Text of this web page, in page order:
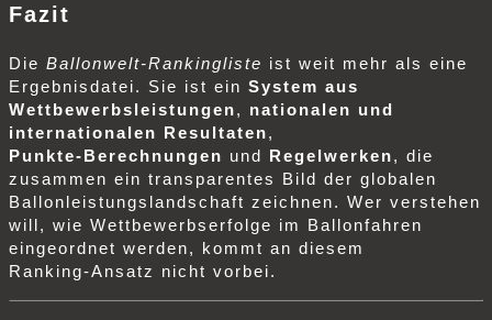
Fazit
Die Ballonwelt‑Rankingliste ist weit mehr als eine
Ergebnisdatei. Sie ist ein System aus
Wettbewerbsleistungen, nationalen und
internationalen Resultaten,
Punkte‑Berechnungen und Regelwerken, die
zusammen ein transparentes Bild der globalen
Ballonleistungslandschaft zeichnen. Wer verstehen
will, wie Wettbewerbserfolge im Ballonfahren
eingeordnet werden, kommt an diesem
Ranking‑Ansatz nicht vorbei.